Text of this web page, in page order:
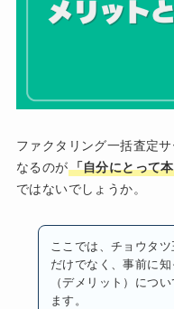
ファクタリング一括査定
なるのが「自分にとって
ではないでしょうか。
ここでは、チョウタツ
だけでなく、事前に
（デメリット）につ
ます。